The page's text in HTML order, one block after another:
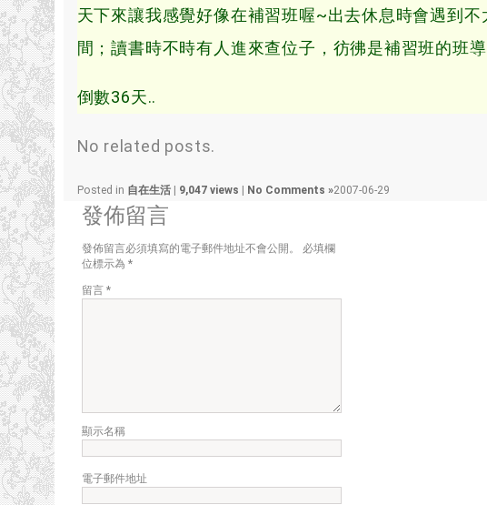
天下來讓我感覺好像在補習班喔~出去休息時會遇到
間；讀書時不時有人進來查位子，彷彿是補習班的班
倒數36天..
No related posts.
Posted in 自在生活 9,047 views No Comments »2007-06-29
發佈留言
發佈留言必須填寫的電子郵件地址不會公開。
必填欄
位標示為 *
留言 *
顯示名稱
電子郵件地址